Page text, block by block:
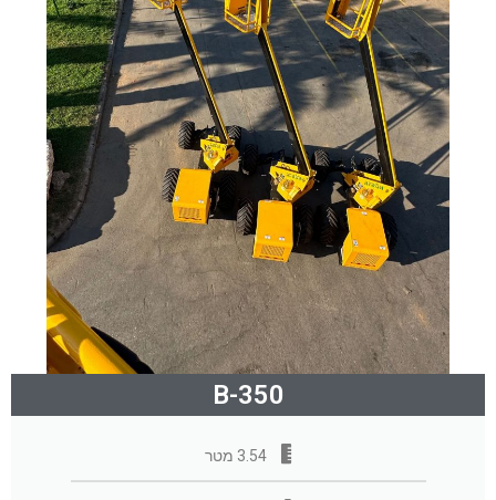
B-350
3.54 מטר